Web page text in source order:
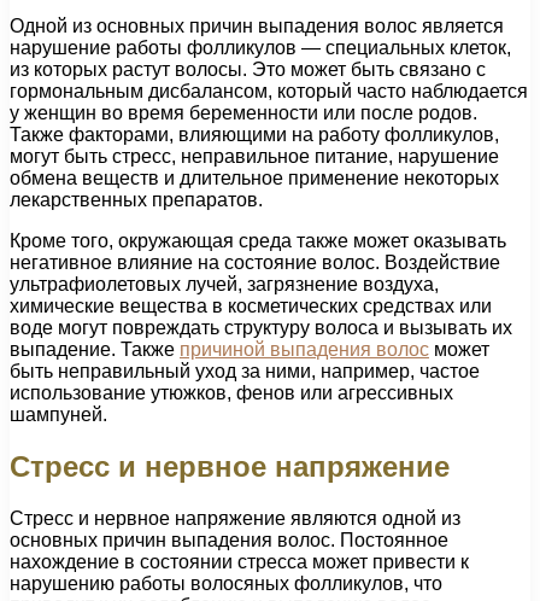
Одной из основных причин выпадения волос является
нарушение работы фолликулов — специальных клеток,
из которых растут волосы. Это может быть связано с
гормональным дисбалансом, который часто наблюдается
у женщин во время беременности или после родов.
Также факторами, влияющими на работу фолликулов,
могут быть стресс, неправильное питание, нарушение
обмена веществ и длительное применение некоторых
лекарственных препаратов.
Кроме того, окружающая среда также может оказывать
негативное влияние на состояние волос. Воздействие
ультрафиолетовых лучей, загрязнение воздуха,
химические вещества в косметических средствах или
воде могут повреждать структуру волоса и вызывать их
выпадение. Также причиной выпадения волос может
быть неправильный уход за ними, например, частое
использование утюжков, фенов или агрессивных
шампуней.
Стресс и нервное напряжение
Стресс и нервное напряжение являются одной из
основных причин выпадения волос. Постоянное
нахождение в состоянии стресса может привести к
нарушению работы волосяных фолликулов, что